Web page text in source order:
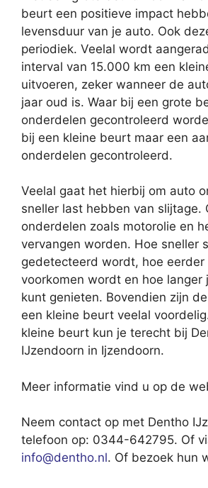
beurt een positieve impact
levensduur van je auto. Ook
periodiek. Veelal wordt
interval van 15.000 km een
uitvoeren, zeker wanneer de
jaar oud is. Waar bij een grote
onderdelen gecontroleerd
bij een kleine beurt maar een
onderdelen gecontroleerd.
Veelal gaat het hierbij om auto
sneller last hebben van slijtage.
onderdelen zoals motorolie en
vervangen worden. Hoe sneller
gedetecteerd wordt, hoe eerder
voorkomen wordt en hoe langer
kunt genieten. Bovendien zijn
een kleine beurt veelal
kleine beurt kun je terecht bij
IJzendoorn in Ijzendoorn.
Meer informatie vind u op de
Neem contact op met Dentho
telefoon op: 0344-642795. Of
info@dentho.nl. Of bezoek hun